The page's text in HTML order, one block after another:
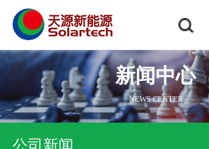
系统技术
光伏水泵
光伏扬
泳池
农林灌溉 荒漠治理 草原
常见问题 技术文章
行业资讯
研究中心 示范基地
新闻中心
NEWS CENTER
公司新闻